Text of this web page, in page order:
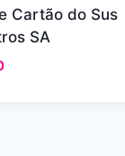
Cartão do Sus
SA